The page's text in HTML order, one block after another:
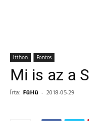
Itthon Fontos
Mi is az a
Írta: FüHü - 2018-05-29